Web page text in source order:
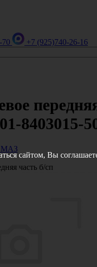
70 +7 (925)740-26-16
8403015-
МАЗ
часть б/сп
сайтом, Вы